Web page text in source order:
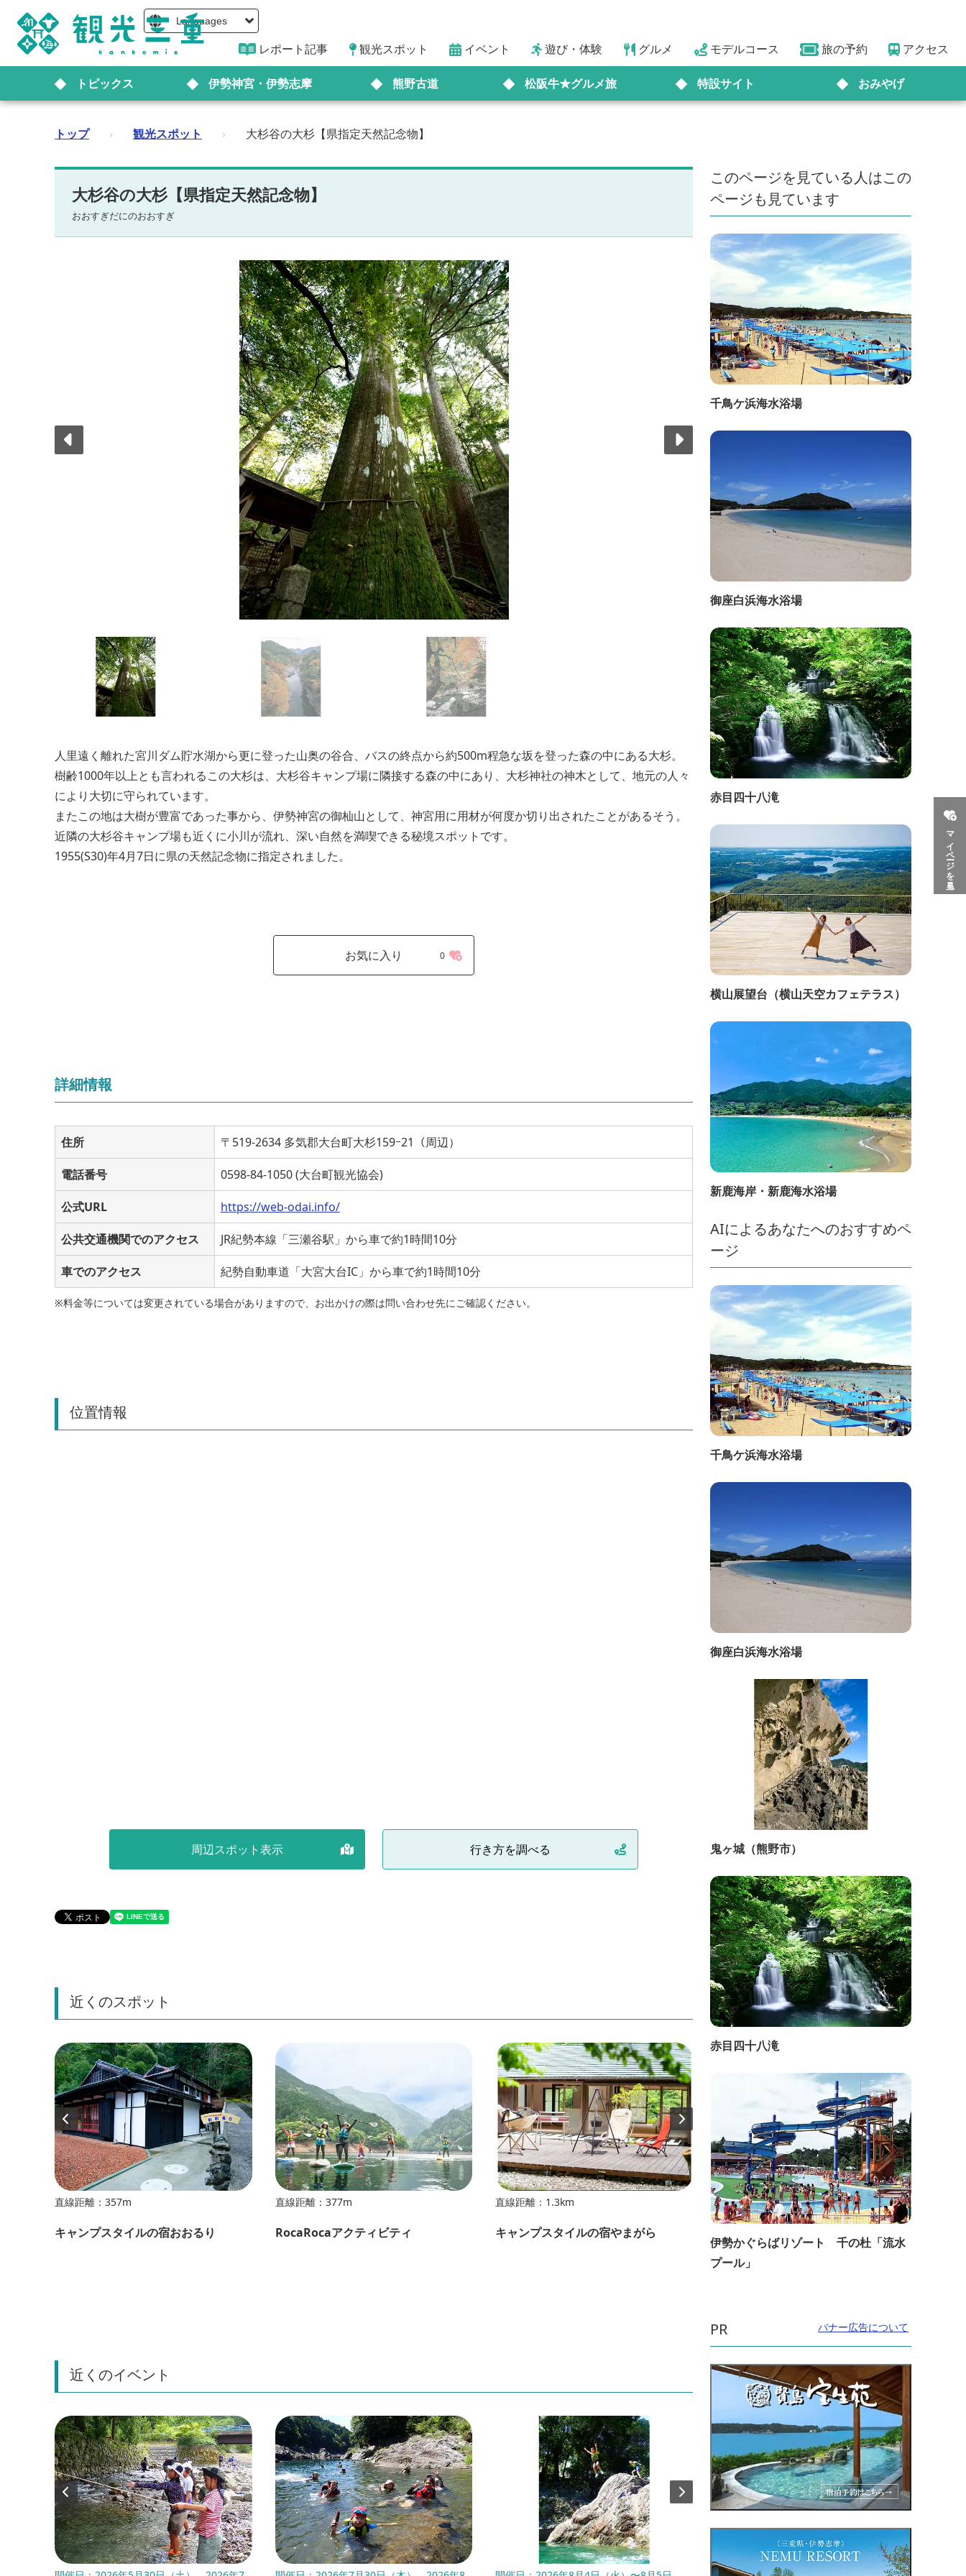
Languages
レポート記事 観光スポット イベント 遊び・体験 グルメ モデルコース 旅の予約 アクセス
トピックス 伊勢神宮・伊勢志摩 熊野古道 松阪牛★グルメ旅 特設サイト おみやげ
マイページを見る
トップ › 観光スポット › 大杉谷の大杉【県指定天然記念物】
大杉谷の大杉【県指定天然記念物】
おおすぎだにのおおすぎ
人里遠く離れた宮川ダム貯水湖から更に登った山奥の谷合、バスの終点から約500m程急な坂を登った森の中にある大杉。
樹齢1000年以上とも言われるこの大杉は、大杉谷キャンプ場に隣接する森の中にあり、大杉神社の神木として、地元の人々
により大切に守られています。
またこの地は大樹が豊富であった事から、伊勢神宮の御杣山として、神宮用に用材が何度か切り出されたことがあるそう。
近隣の大杉谷キャンプ場も近くに小川が流れ、深い自然を満喫できる秘境スポットです。
1955(S30)年4月7日に県の天然記念物に指定されました。
お気に入り 0
詳細情報
住所 〒519-2634 多気郡大台町大杉159ｰ21（周辺）
電話番号 0598-84-1050 (大台町観光協会)
公式URL https://web-odai.info/
公共交通機関でのアクセス JR紀勢本線「三瀬谷駅」から車で約1時間10分
車でのアクセス 紀勢自動車道「大宮大台IC」から車で約1時間10分
※料金等については変更されている場合がありますので、お出かけの際は問い合わせ先にご確認ください。
位置情報
周辺スポット表示 行き方を調べる
近くのスポット
直線距離：357m
キャンプスタイルの宿おおるり
直線距離：377m
RocaRocaアクティビティ
直線距離：1.3km
キャンプスタイルの宿やまがら
直線距離：1.3km
近くのイベント
このページを見ている人はこの
ページも見ています
千鳥ケ浜海水浴場
御座白浜海水浴場
赤目四十八滝
横山展望台（横山天空カフェテラス）
新鹿海岸・新鹿海水浴場
AIによるあなたへのおすすめペ
ージ
千鳥ケ浜海水浴場
御座白浜海水浴場
鬼ヶ城（熊野市）
赤目四十八滝
伊勢かぐらばリゾート 千の杜「流水
プール」
PR バナー広告について